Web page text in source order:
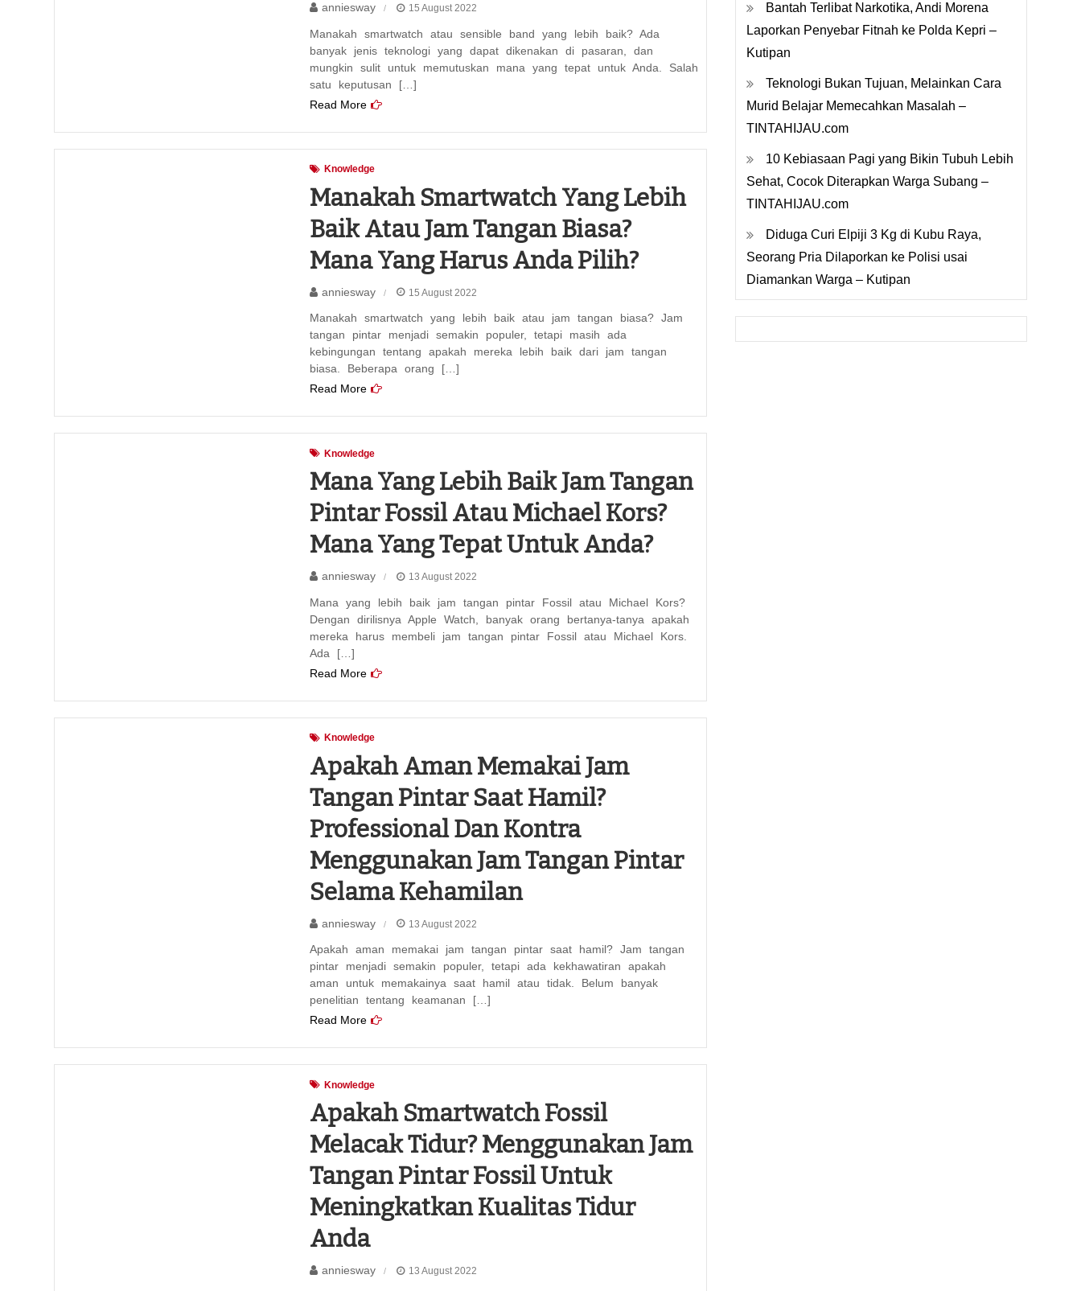
anniesway 15 August 2022
Manakah smartwatch atau sensible band yang lebih baik? Ada
banyak jenis teknologi yang dapat dikenakan di pasaran, dan
mungkin sulit untuk memutuskan mana yang tepat untuk Anda. Salah
satu keputusan […]
Read More
Knowledge
Manakah Smartwatch Yang Lebih
Baik Atau Jam Tangan Biasa?
Mana Yang Harus Anda Pilih?
anniesway 15 August 2022
Manakah smartwatch yang lebih baik atau jam tangan biasa? Jam
tangan pintar menjadi semakin populer, tetapi masih ada
kebingungan tentang apakah mereka lebih baik dari jam tangan
biasa. Beberapa orang […]
Read More
Knowledge
Mana Yang Lebih Baik Jam Tangan
Pintar Fossil Atau Michael Kors?
Mana Yang Tepat Untuk Anda?
anniesway 13 August 2022
Mana yang lebih baik jam tangan pintar Fossil atau Michael Kors?
Dengan dirilisnya Apple Watch, banyak orang bertanya-tanya apakah
mereka harus membeli jam tangan pintar Fossil atau Michael Kors.
Ada […]
Read More
Knowledge
Apakah Aman Memakai Jam
Tangan Pintar Saat Hamil?
Professional Dan Kontra
Menggunakan Jam Tangan Pintar
Selama Kehamilan
anniesway 13 August 2022
Apakah aman memakai jam tangan pintar saat hamil? Jam tangan
pintar menjadi semakin populer, tetapi ada kekhawatiran apakah
aman untuk memakainya saat hamil atau tidak. Belum banyak
penelitian tentang keamanan […]
Read More
Knowledge
Apakah Smartwatch Fossil
Melacak Tidur? Menggunakan Jam
Tangan Pintar Fossil Untuk
Meningkatkan Kualitas Tidur
Anda
anniesway 13 August 2022
Bantah Terlibat Narkotika, Andi Morena
Laporkan Penyebar Fitnah ke Polda Kepri –
Kutipan
Teknologi Bukan Tujuan, Melainkan Cara
Murid Belajar Memecahkan Masalah –
TINTAHIJAU.com
10 Kebiasaan Pagi yang Bikin Tubuh Lebih
Sehat, Cocok Diterapkan Warga Subang –
TINTAHIJAU.com
Diduga Curi Elpiji 3 Kg di Kubu Raya,
Seorang Pria Dilaporkan ke Polisi usai
Diamankan Warga – Kutipan